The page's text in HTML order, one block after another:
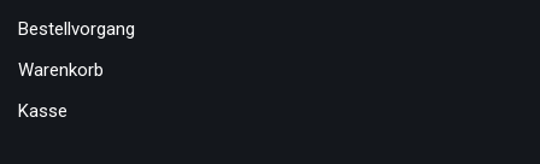
Bestellvorgang
Warenkorb
Kasse